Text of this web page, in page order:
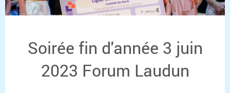
Soirée fin d'année 3 juin
2023 Forum Laudun